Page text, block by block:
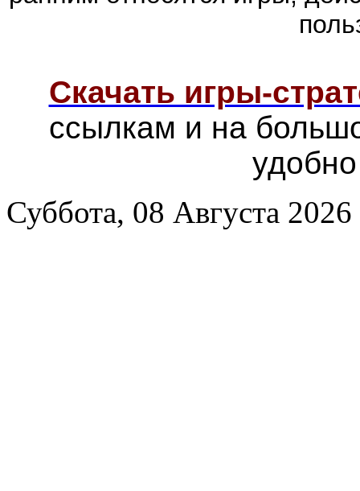
Скачать игры-
ссылкам и на
Суббота, 08 Августа 2026